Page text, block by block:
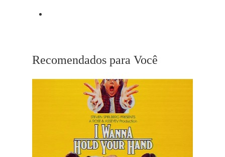
Recomendados para Você